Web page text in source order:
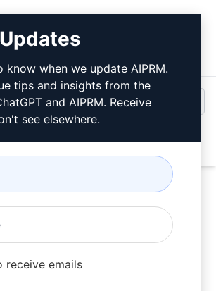
Inicio de sesión
Marketing
de Productos de Shopify v1.1
Miguel
July 1, 2023
2,159
0 1,343
know when we update AIPRM.
tips and insights from the
and AIPRM. Receive
see elsewhere.
receive emails